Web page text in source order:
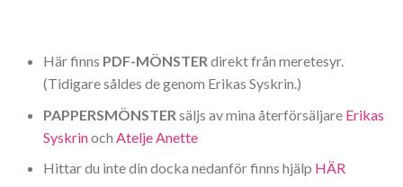
Här finns PDF-MÖNSTER direkt från meretesyr.
(Tidigare såldes de genom Erikas Syskrin.)
PAPPERSMÖNSTER säljs av mina återförsäljare Erikas
Syskrinoch Atelje Anette
Hittar du inte din docka nedanför finns hjälp HÄR